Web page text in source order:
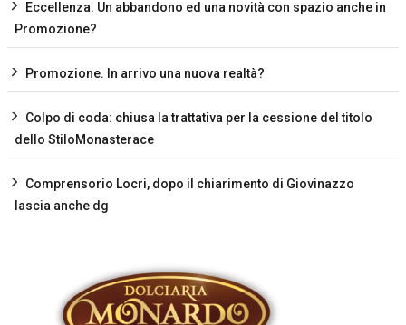
Eccellenza. Un abbandono ed una novità con spazio anche in
Promozione?
Promozione. In arrivo una nuova realtà?
Colpo di coda: chiusa la trattativa per la cessione del titolo
dello StiloMonasterace
Comprensorio Locri, dopo il chiarimento di Giovinazzo
lascia anche dg